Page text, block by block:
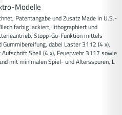
Modelle
Patentangabe und Zusatz Made in U.S.-
farbig lackiert, lithographiert und
Stopp-Go-Funktion mittels
dabei Laster 3112 (4 x),
Shell (4 x), Feuerwehr 3117 sowie
mit minimalen Spiel- und Altersspuren, L